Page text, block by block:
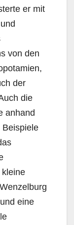
er mit
von den
der
die
anhand
Beispiele
eine